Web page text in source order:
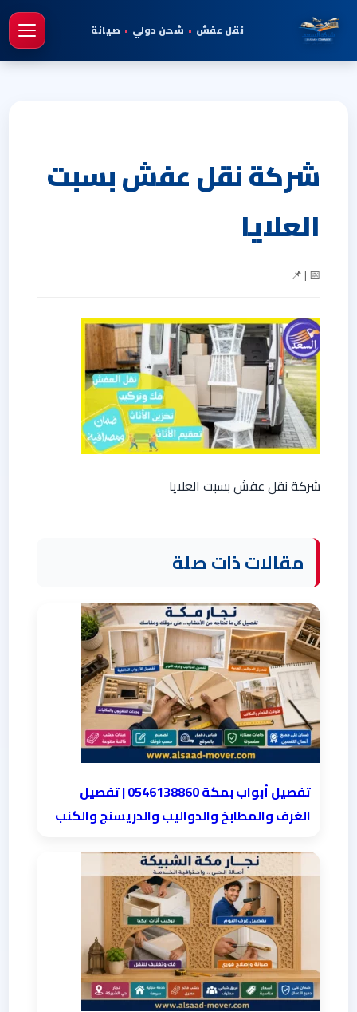
نقل عفش • شحن دولي • صيانة
شركة نقل عفش بسبت
العلايا
📅 | 📌
شركة نقل عفش بسبت العلايا
مقالات ذات صلة
تفصيل أبواب بمكة 0546138860 | تفصيل
الغرف والمطابخ والدواليب والدريسنج والكنب